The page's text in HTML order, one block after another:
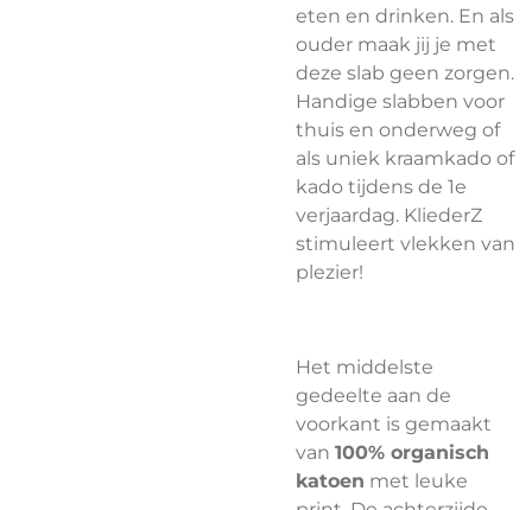
eten en drinken. En als
ouder maak jij je met
deze slab geen zorgen.
Handige slabben voor
thuis en onderweg of
als uniek kraamkado of
kado tijdens de 1e
verjaardag. KliederZ
stimuleert vlekken van
plezier!
Het middelste
gedeelte aan de
voorkant is gemaakt
van 100% organisch
katoen met leuke